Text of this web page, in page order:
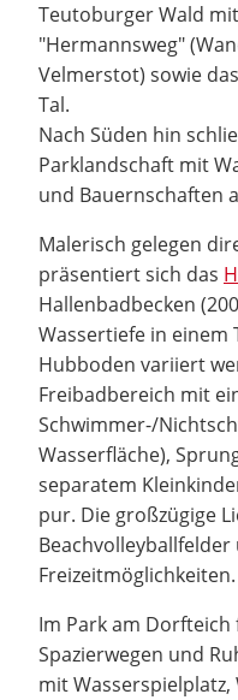
Teutoburger Wald
"Hermannsweg"
Velmerstot) sowie
Tal.
Nach Süden hin
Parklandschaft mit
und Bauernschaften
Malerisch gelegen
präsentiert sich das
Hallenbadbecken
Wassertiefe in einem
Hubboden variiert
Freibadbereich mit
Schwimmer-/
Wasserfläche),
separatem
pur. Die großzügige
Beachvolleyballfelder
Freizeitmöglichkeiten.
Im Park am Dorfteich
Spazierwegen und
mit